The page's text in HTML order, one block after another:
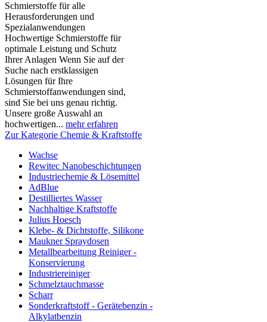
Schmierstoffe für alle
Herausforderungen und
Spezialanwendungen
Hochwertige Schmierstoffe für
optimale Leistung und Schutz
Ihrer Anlagen Wenn Sie auf der
Suche nach erstklassigen
Lösungen für Ihre
Schmierstoffanwendungen sind,
sind Sie bei uns genau richtig.
Unsere große Auswahl an
hochwertigen... mehr erfahren
Zur Kategorie Chemie & Kraftstoffe
Wachse
Rewitec Nanobeschichtungen
Industriechemie & Lösemittel
AdBlue
Destilliertes Wasser
Nachhaltige Kraftstoffe
Julius Hoesch
Klebe- & Dichtstoffe, Silikone
Maukner Spraydosen
Metallbearbeitung Reiniger -
Konservierung
Industriereiniger
Schmelztauchmasse
Scharr
Sonderkraftstoff - Gerätebenzin -
Alkylatbenzin